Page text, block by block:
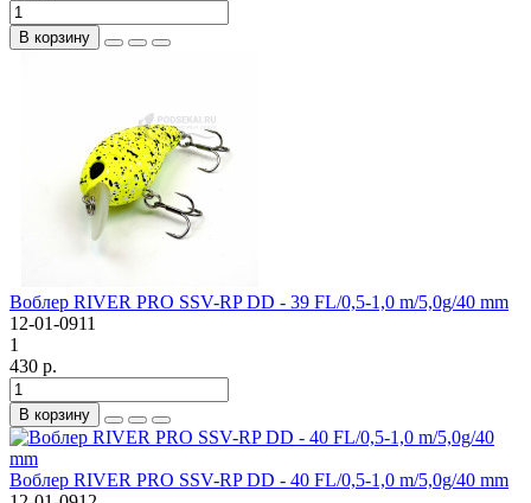
В корзину
Воблер RIVER PRO SSV-RP DD - 39 FL/0,5-1,0 m/5,0g/40 mm
12-01-0911
1
430 р.
В корзину
Воблер RIVER PRO SSV-RP DD - 40 FL/0,5-1,0 m/5,0g/40 mm